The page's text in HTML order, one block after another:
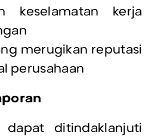
keselamatan kerja
merugikan reputasi
perusahaan
dapat ditindaklanjuti